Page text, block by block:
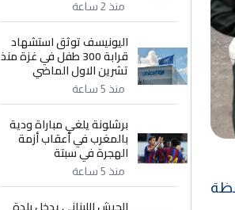
محافظة
منذ 2 ساعة
اليونيسف توثق استشهاد
قرابة 300 طفل في غزة منذ
تشرين الاول الماضي
منذ 5 ساعة
برشلونة يلغي مباراة ودية
بالمغرب في أعقاب أزمة
الهجرة في سبتة
منذ 5 ساعة